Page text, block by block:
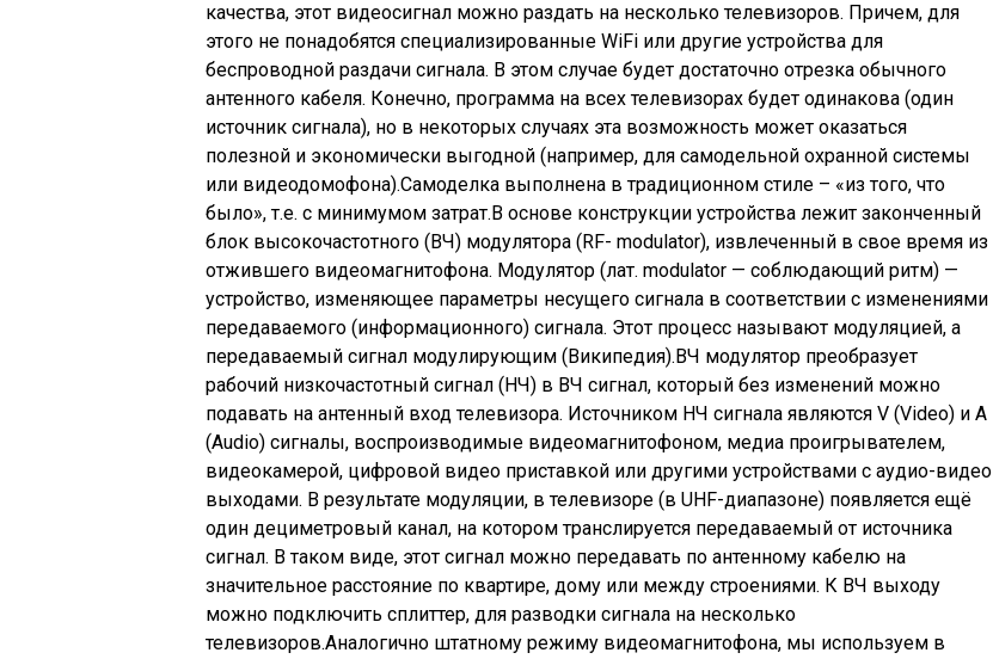
качества, этот видеосигнал можно раздать на несколько телевизоров. Причем, для
этого не понадобятся специализированные WiFi или другие устройства для
беспроводной раздачи сигнала. В этом случае будет достаточно отрезка обычного
антенного кабеля. Конечно, программа на всех телевизорах будет одинакова (один
источник сигнала), но в некоторых случаях эта возможность может оказаться
полезной и экономически выгодной (например, для самодельной охранной системы
или видеодомофона).Самоделка выполнена в традиционном стиле – «из того, что
было», т.е. с минимумом затрат.В основе конструкции устройства лежит законченный
блок высокочастотного (ВЧ) модулятора (RF- modulator), извлеченный в свое время из
отжившего видеомагнитофона. Модулятор (лат. modulator — соблюдающий ритм) —
устройство, изменяющее параметры несущего сигнала в соответствии с изменениями
передаваемого (информационного) сигнала. Этот процесс называют модуляцией, а
передаваемый сигнал модулирующим (Википедия).ВЧ модулятор преобразует
рабочий низкочастотный сигнал (НЧ) в ВЧ сигнал, который без изменений можно
подавать на антенный вход телевизора. Источником НЧ сигнала являются V (Video) и A
(Audio) сигналы, воспроизводимые видеомагнитофоном, медиа проигрывателем,
видеокамерой, цифровой видео приставкой или другими устройствами с аудио-видео
выходами. В результате модуляции, в телевизоре (в UHF-диапазоне) появляется ещё
один дециметровый канал, на котором транслируется передаваемый от источника
сигнал. В таком виде, этот сигнал можно передавать по антенному кабелю на
значительное расстояние по квартире, дому или между строениями. К ВЧ выходу
можно подключить сплиттер, для разводки сигнала на несколько
телевизоров.Аналогично штатному режиму видеомагнитофона, мы используем в